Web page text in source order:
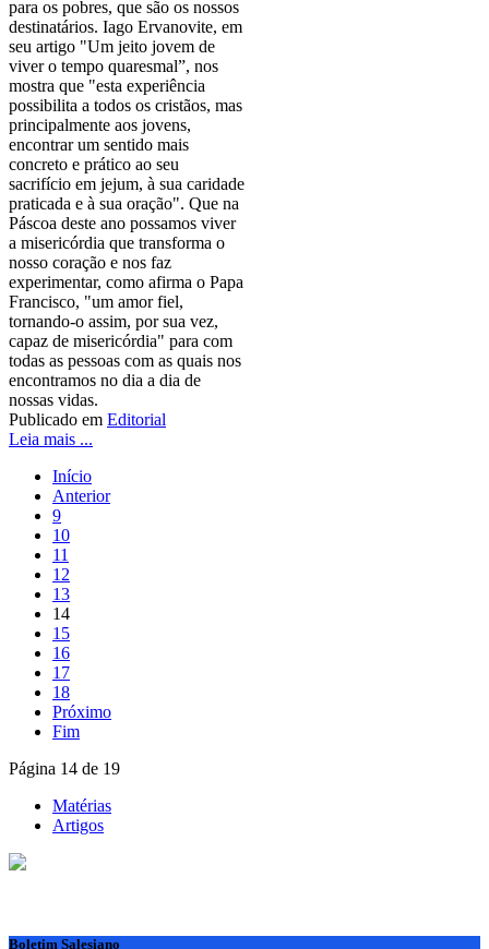
para os pobres, que são os nossos
destinatários. Iago Ervanovite, em
seu artigo "Um jeito jovem de
viver o tempo quaresmal”, nos
mostra que "esta experiência
possibilita a todos os cristãos, mas
principalmente aos jovens,
encontrar um sentido mais
concreto e prático ao seu
sacrifício em jejum, à sua caridade
praticada e à sua oração". Que na
Páscoa deste ano possamos viver
a misericórdia que transforma o
nosso coração e nos faz
experimentar, como afirma o Papa
Francisco, "um amor fiel,
tornando-o assim, por sua vez,
capaz de misericórdia" para com
todas as pessoas com as quais nos
encontramos no dia a dia de
nossas vidas.
Publicado em Editorial
Leia mais ...
Início
Anterior
9
10
11
12
13
14
15
16
17
18
Próximo
Fim
Página 14 de 19
Matérias
Artigos
Boletim Salesiano